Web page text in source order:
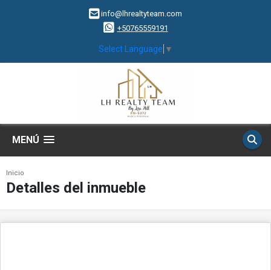
info@lhrealtyteam.com
+50765559191
Select Language ▼
MENÚ
Inicio
Detalles del inmueble